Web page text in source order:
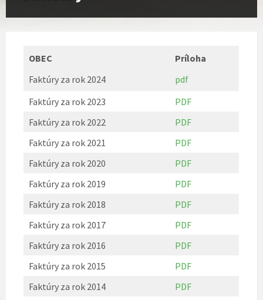
OBEC
Faktúry za rok 2024
Príloha
pdf
Faktúry za rok 2023
PDF
Faktúry za rok 2022
PDF
Faktúry za rok 2021
PDF
Faktúry za rok 2020
PDF
Faktúry za rok 2019
PDF
Faktúry za rok 2018
PDF
Faktúry za rok 2017
PDF
Faktúry za rok 2016
PDF
Faktúry za rok 2015
PDF
Faktúry za rok 2014
PDF